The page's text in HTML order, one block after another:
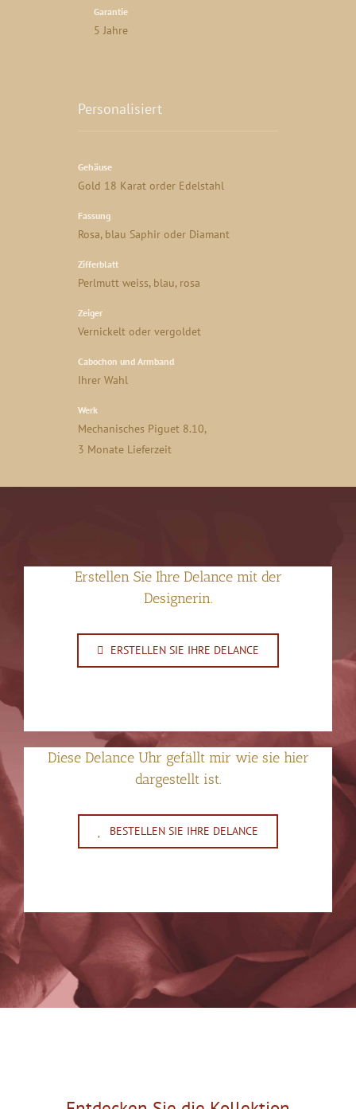
Garantie
5 Jahre
Personalisiert
Gehäuse
Gold 18 Karat order Edelstahl
Fassung
Rosa, blau Saphir oder Diamant
Zifferblatt
Perlmutt weiss, blau, rosa
Zeiger
Vernickelt oder vergoldet
Cabochon und Armband
Ihrer Wahl
Werk
Mechanisches Piguet 8.10,
3 Monate Lieferzeit
Erstellen Sie Ihre Delance mit der
Designerin.
ERSTELLEN SIE IHRE DELANCE
Diese Delance Uhr gefällt mir wie sie hier
dargestellt ist.
BESTELLEN SIE IHRE DELANCE